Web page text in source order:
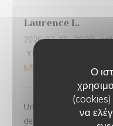
Ο
(cookies)
να
Laurence L
2026-07-27- 20:00 -
Υπηρεσία
5/5
Un moment très
des plats - portions